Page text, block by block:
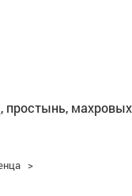
простынь, махровых
>